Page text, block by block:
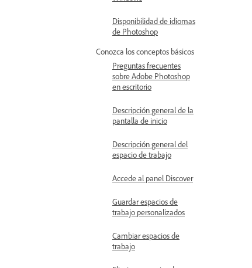
Disponibilidad de idiomas
de Photoshop
Conozca los conceptos básicos
Preguntas frecuentes
sobre Adobe Photoshop
en escritorio
Descripción general de la
pantalla de inicio
Descripción general del
espacio de trabajo
Accede al panel Discover
Guardar espacios de
trabajo personalizados
Cambiar espacios de
trabajo